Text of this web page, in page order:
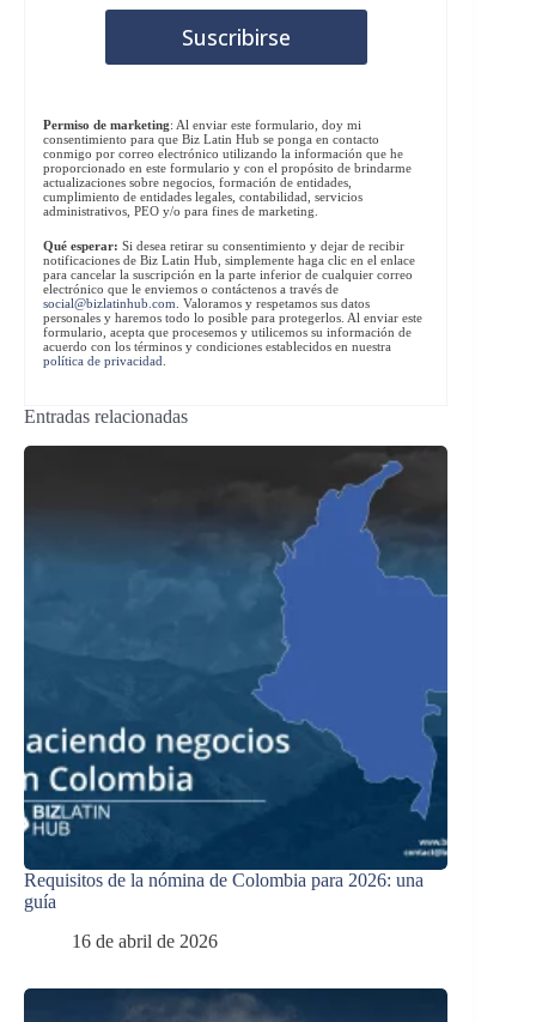
Permiso de marketing: Al enviar este formulario, doy mi
consentimiento para que Biz Latin Hub se ponga en contacto
conmigo por correo electrónico utilizando la información que he
proporcionado en este formulario y con el propósito de brindarme
actualizaciones sobre negocios, formación de entidades,
cumplimiento de entidades legales, contabilidad, servicios
administrativos, PEO y/o para fines de marketing.
Qué esperar: Si desea retirar su consentimiento y dejar de recibir
notificaciones de Biz Latin Hub, simplemente haga clic en el enlace
para cancelar la suscripción en la parte inferior de cualquier correo
electrónico que le enviemos o contáctenos a través de
social@bizlatinhub.com . Valoramos y respetamos sus datos
personales y haremos todo lo posible para protegerlos. Al enviar este
formulario, acepta que procesemos y utilicemos su información de
acuerdo con los términos y condiciones establecidos en nuestra
política de privacidad
Entradas relacionadas
Requisitos de la nómina de Colombia para 2026: una
guía
16 de abril de 2026